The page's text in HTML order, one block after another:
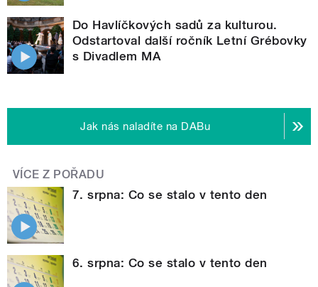
Do Havlíčkových sadů za kulturou.
Odstartoval další ročník Letní Grébovky
s Divadlem MA
Jak nás naladíte na DABu
VÍCE Z POŘADU
7. srpna: Co se stalo v tento den
6. srpna: Co se stalo v tento den